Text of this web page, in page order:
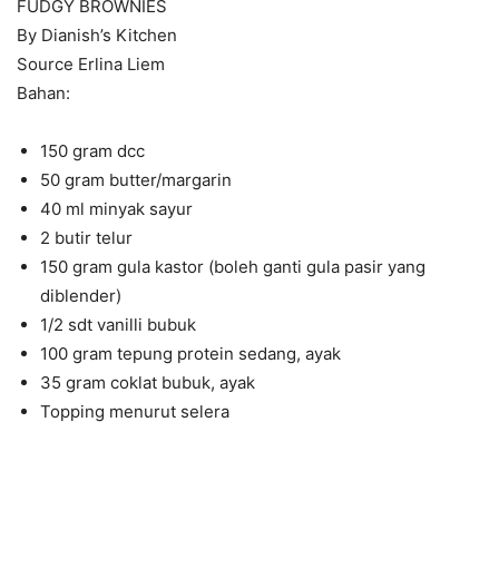
FUDGY BROWNIES
By Dianish’s Kitchen
Source Erlina Liem
Bahan:
150 gram dcc
50 gram butter/margarin
40 ml minyak sayur
2 butir telur
150 gram gula kastor (boleh ganti gula pasir yang
diblender)
1/2 sdt vanilli bubuk
100 gram tepung protein sedang, ayak
35 gram coklat bubuk, ayak
Topping menurut selera